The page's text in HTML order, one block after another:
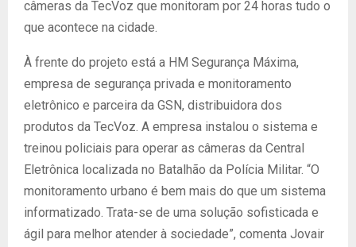
câmeras da TecVoz que monitoram por 24 horas tudo o
que acontece na cidade.
À frente do projeto está a HM Segurança Máxima,
empresa de segurança privada e monitoramento
eletrônico e parceira da GSN, distribuidora dos
produtos da TecVoz. A empresa instalou o sistema e
treinou policiais para operar as câmeras da Central
Eletrônica localizada no Batalhão da Polícia Militar. “O
monitoramento urbano é bem mais do que um sistema
informatizado. Trata-se de uma solução sofisticada e
ágil para melhor atender à sociedade”, comenta Jovair